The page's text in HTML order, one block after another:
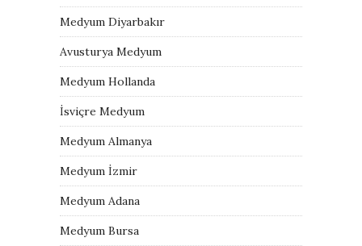
Medyum Diyarbakır
Avusturya Medyum
Medyum Hollanda
İsviçre Medyum
Medyum Almanya
Medyum İzmir
Medyum Adana
Medyum Bursa